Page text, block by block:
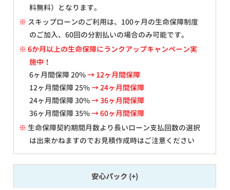
料無料）となります。
※ スキップローンのご利用は、100ヶ月の生命保障制度
のご加入、60回の分割払いの場合のみ可能です。
※ 6か月以上の生命保障にランクアップキャンペーン実
施中！
6ヶ月間保障 20%→ 12ヶ月間保障
12ヶ月間保障 25%→ 24ヶ月間保障
24ヶ月間保障 30%→ 36ヶ月間保障
36ヶ月間保障 35%→ 60ヶ月間保障
※ 生命保障契約期間月数より長いローン支払回数の選択
は出来かねますのでお見積作成時はご注意ください
安心パック